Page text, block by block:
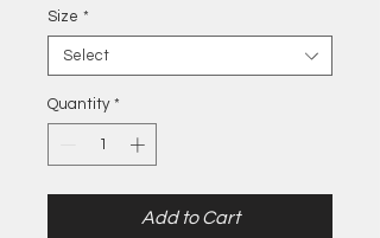
Size *
Select
Quantity *
Add to Cart